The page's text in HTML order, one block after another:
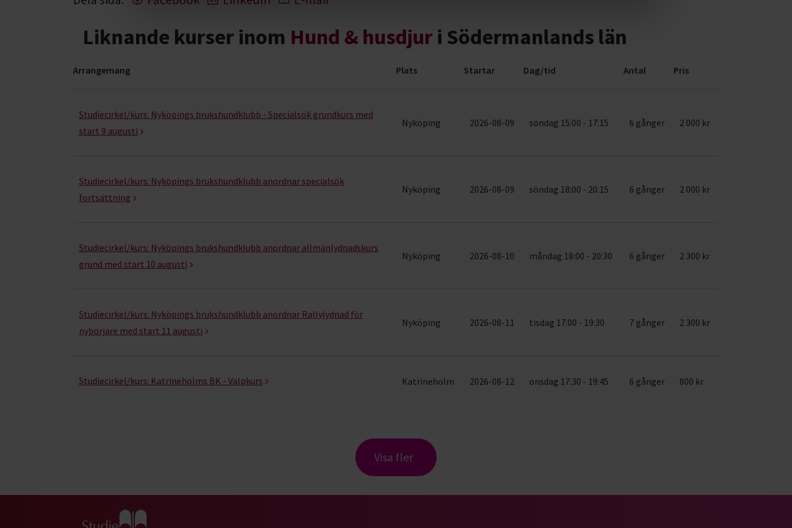
Liknande kurser inom Hund & husdjur i Södermanlands län
Arrangemang Plats Startar Dag/tid Antal Pris
Studiecirkel/kurs: Nyköpings brukshundklubb - Specialsök grundkurs med
start 9 augusti
Nyköping 2026-08-09 söndag 15:00 - 17:15 6 gånger 2 000 kr
Studiecirkel/kurs: Nyköpings brukshundklubb anordnar specialsök
fortsättning
Nyköping 2026-08-09 söndag 18:00 - 20:15 6 gånger 2 000 kr
Studiecirkel/kurs: Nyköpings brukshundklubb anordnar allmänlydnadskurs
grund med start 10 augusti
Nyköping 2026-08-10 måndag 18:00 - 20:30 6 gånger 2 300 kr
Studiecirkel/kurs: Nyköpings brukshundklubb anordnar Rallylydnad för
nybörjare med start 11 augusti
Nyköping 2026-08-11 tisdag 17:00 - 19:30 7 gånger 2 300 kr
Studiecirkel/kurs: Katrineholms BK - Valpkurs Katrineholm 2026-08-12 onsdag 17:30 - 19:45 6 gånger 800 kr
Visa fler
Gå till studiefrämjandets startsida